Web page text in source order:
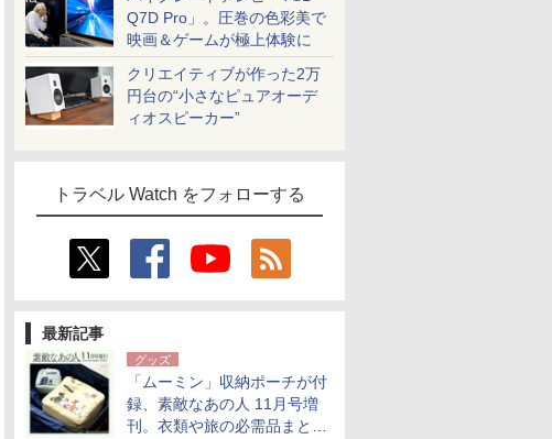
Q7D Pro」。圧巻の色彩美で
映画＆ゲームが極上体験に
クリエイティブが作った2万
円台の“小さなピュアオーデ
ィオスピーカー”
トラベル Watch をフォローする
最新記事
グッズ
「ムーミン」収納ポーチが付
録、素敵なあの人 11月号増
刊。衣類や旅の必需品まとま